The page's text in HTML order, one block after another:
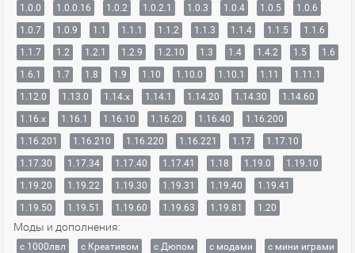
1.0.0
1.0.0.16 1.0.2 1.0.2.1 1.0.3 1.0.4 1.0.5
1.0.6
1.0.7
1.0.9 1.1 1.1.1 1.1.2 1.1.3 1.1.4 1.1.5
1.1.6
1.1.7
1.2 1.2.1 1.2.9 1.2.10 1.3 1.4 1.4.2 1.5
1.6
1.6.1
1.7 1.8 1.9 1.10 1.10.0 1.10.1 1.11
1.11.1
1.12.0
1.13.0 1.14.x 1.14.1 1.14.20 1.14.30
1.14.60
1.16.x
1.16.1 1.16.10 1.16.20 1.16.40
1.16.200
1.16.201
1.16.210 1.16.220 1.16.221 1.17
1.17.10
1.17.30
1.17.34 1.17.40 1.17.41 1.18 1.19.0
1.19.10
1.19.20
1.19.22 1.19.30 1.19.31 1.19.40
1.19.41
1.19.50
1.19.51 1.19.60 1.19.63 1.19.81 1.20
Моды и дополнения:
с 1000лвл c Креативом с Дюпом с модами
с мини играми